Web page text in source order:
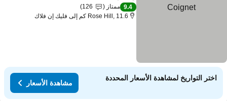
9.4 ممتاز
126
Rose Hill, 11.6 كم إلى فليك إن فلاك
اختر التواريخ لمشاهدة الأسعار المحددة
مشاهدة الأسعار